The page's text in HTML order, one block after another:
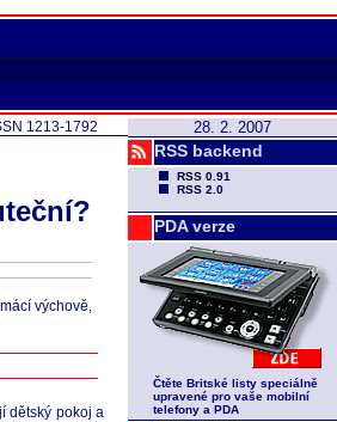
28. 2. 2007
RSS backend
RSS 0.91
RSS 2.0
PDA verze
Čtěte Britské listy speciálně
upravené pro vaše mobilní
telefony a PDA
1213-1792
výchově,
dětský pokoj a